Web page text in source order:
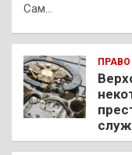
Сам…
ПРАВО